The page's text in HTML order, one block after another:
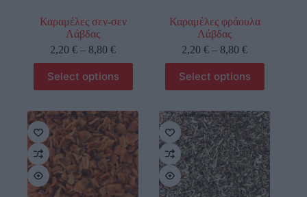
Καραμέλες σεν-σεν
Λάβδας
2,20€ – 8,80€
Select options
Καραμέλες φράουλα
Λάβδας
2,20€ – 8,80€
Select options
οι φωτογραφίες είναι ενδεικτικές οι φωτογραφίες είναι ενδεικτικές